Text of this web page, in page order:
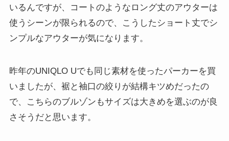
いるんですが、コートのようなロング丈のアウターは
使うシーンが限られるので、こうしたショート丈でシ
ンプルなアウターが気になります。
昨年のUNIQLO Uでも同じ素材を使ったパーカーを買
いましたが、裾と袖口の絞りが結構キツめだったの
で、こちらのブルゾンもサイズは大きめを選ぶのが良
さそうだと思います。